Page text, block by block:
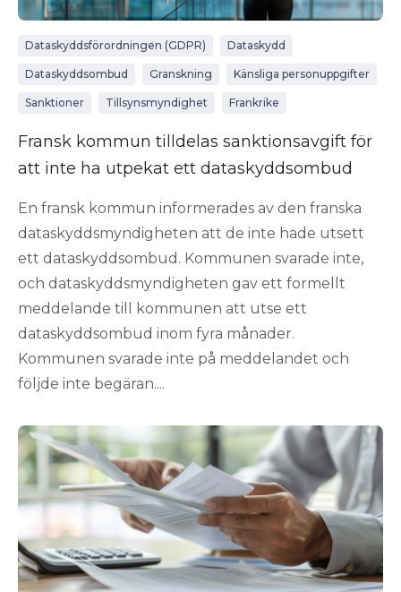
Dataskyddsförordningen (GDPR) Dataskydd
Dataskyddsombud Granskning Känsliga personuppgifter
Sanktioner Tillsynsmyndighet Frankrike
Fransk kommun tilldelas sanktionsavgift för
att inte ha utpekat ett dataskyddsombud
En fransk kommun informerades av den franska
dataskyddsmyndigheten att de inte hade utsett
ett dataskyddsombud. Kommunen svarade inte,
och dataskyddsmyndigheten gav ett formellt
meddelande till kommunen att utse ett
dataskyddsombud inom fyra månader.
Kommunen svarade inte på meddelandet och
följde inte begäran....